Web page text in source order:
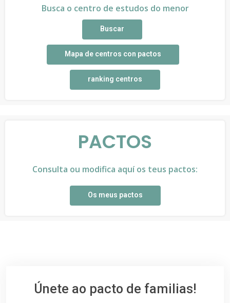
Busca o centro de estudos do menor
Buscar
Mapa de centros con pactos
ranking centros
PACTOS
Consulta ou modifica aquí os teus pactos:
Os meus pactos
Únete ao pacto de familias!